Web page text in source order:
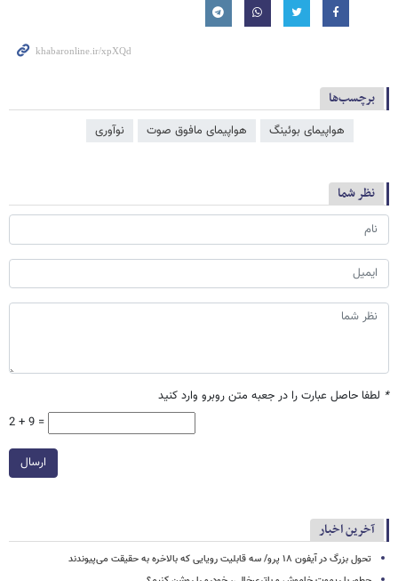
برچسب‌ها
هواپیمای بوئینگ هواپیمای مافوق صوت نوآوری
نظر شما
* لطفا حاصل عبارت را در جعبه متن روبرو وارد کنید
2 + 9 =
ارسال
آخرین اخبار
تحول بزرگ در آیفون ۱۸ پرو/ سه قابلیت رویایی که بالاخره به حقیقت می‌پیوندند